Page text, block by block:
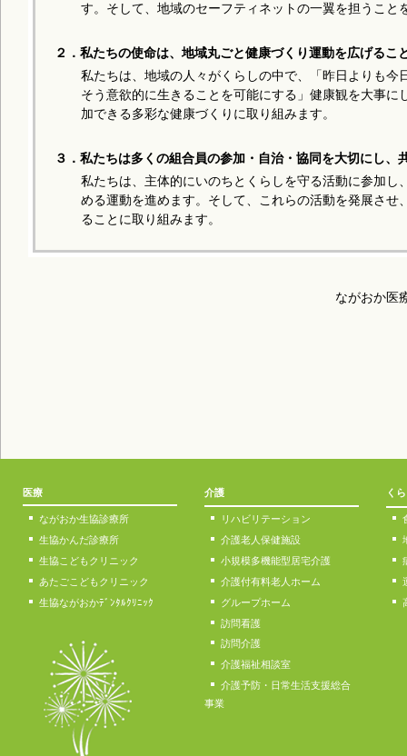
す。そして、地域のセーフティネットの一翼を担うこと
２．私たちの使命は、地域丸ごと健康づくり運動を広げるこ
私たちは、地域の人々がくらしの中で、「昨日よりも今
そう意欲的に生きることを可能にする」健康観を大事に
加できる多彩な健康づくりに取り組みます。
３．私たちは多くの組合員の参加・自治・協同を大切にし、
私たちは、主体的にいのちとくらしを守る活動に参加し
める運動を進めます。そして、これらの活動を発展させ
ることに取り組みます。
ながおか医
医療
ながおか生協診療所
生協かんだ診療所
生協こどもクリニック
あたごこどもクリニック
生協ながおかﾃﾞﾝﾀﾙｸﾘﾆｯｸ
介護
リハビリテーション
介護老人保健施設
小規模多機能型居宅介護
介護付有料老人ホーム
グループホーム
訪問看護
訪問介護
介護福祉相談室
介護予防・日常生活支援総合
事業
く